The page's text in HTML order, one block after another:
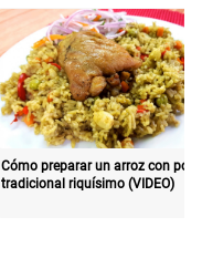
Cómo preparar un arroz con pollo
tradicional riquísimo (VIDEO)